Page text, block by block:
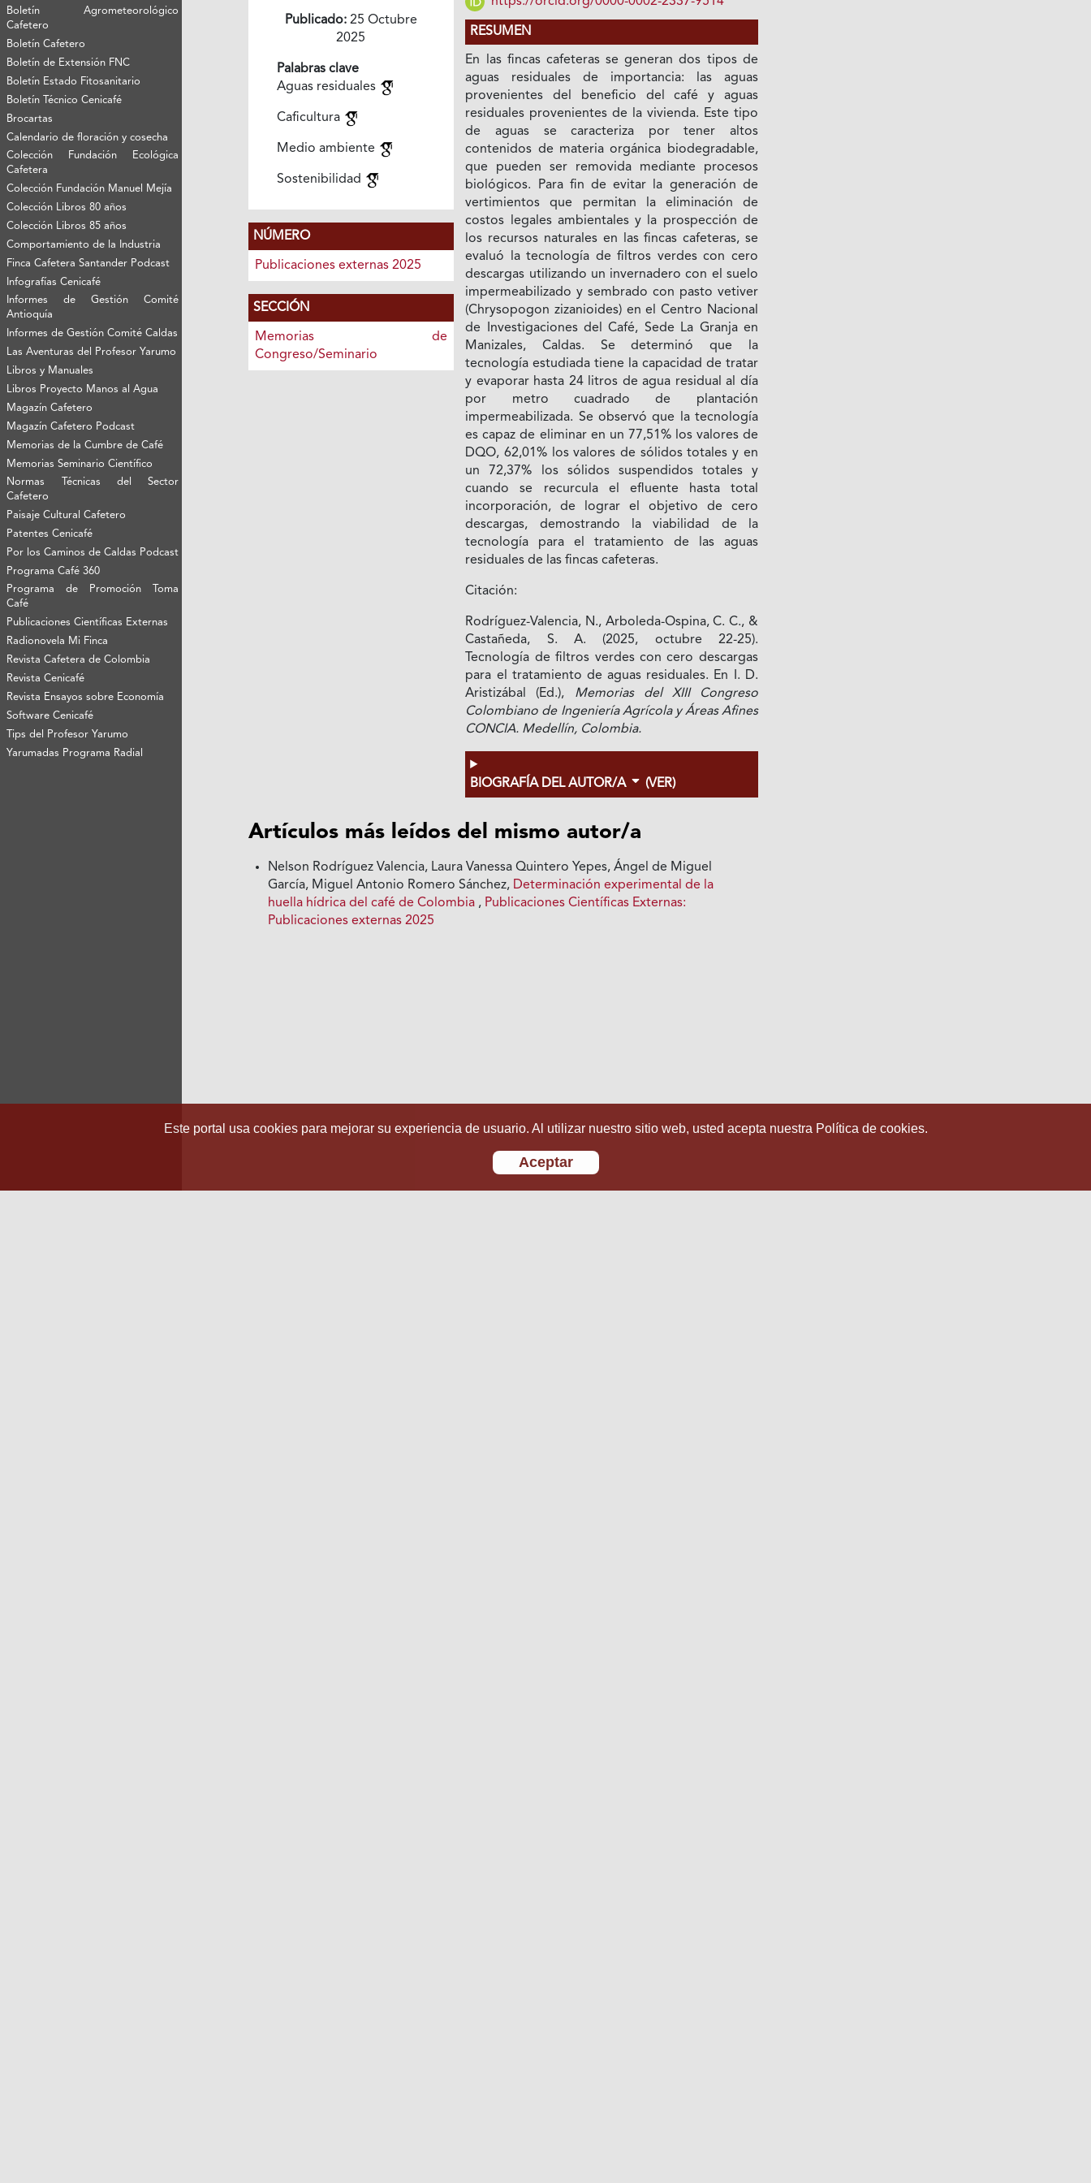
Boletín Agrometeorológico
Cafetero
Boletín Cafetero
Boletín de Extensión FNC
Boletín Estado Fitosanitario
Boletín Técnico Cenicafé
Brocartas
Calendario de floración y cosecha
Colección Fundación Ecológica
Cafetera
Colección Fundación Manuel Mejía
Colección Libros 80 años
Colección Libros 85 años
Comportamiento de la Industria
Finca Cafetera Santander Podcast
Infografías Cenicafé
Informes de Gestión Comité
Antioquía
Informes de Gestión Comité Caldas
Las Aventuras del Profesor Yarumo
Libros y Manuales
Libros Proyecto Manos al Agua
Magazín Cafetero
Magazín Cafetero Podcast
Memorias de la Cumbre de Café
Memorias Seminario Científico
Normas Técnicas del Sector
Cafetero
Paisaje Cultural Cafetero
Patentes Cenicafé
Por los Caminos de Caldas Podcast
Programa Café 360
Programa de Promoción Toma
Café
Publicaciones Científicas Externas
Radionovela Mi Finca
Revista Cafetera de Colombia
Revista Cenicafé
Revista Ensayos sobre Economía
Software Cenicafé
Tips del Profesor Yarumo
Yarumadas Programa Radial
Publicado:25 Octubre
2025
Palabras clave
Aguas residuales
Caficultura
Medio ambiente
Sostenibilidad
NÚMERO
Publicaciones externas 2025
SECCIÓN
Memorias de
Congreso/Seminario
RESUMEN
En las fincas cafeteras se generan dos tipos de
aguas residuales de importancia: las aguas
provenientes del beneficio del café y aguas
residuales provenientes de la vivienda. Este tipo
de aguas se caracteriza por tener altos
contenidos de materia orgánica biodegradable,
que pueden ser removida mediante procesos
biológicos. Para fin de evitar la generación de
vertimientos que permitan la eliminación de
costos legales ambientales y la prospección de
los recursos naturales en las fincas cafeteras, se
evaluó la tecnología de filtros verdes con cero
descargas utilizando un invernadero con el suelo
impermeabilizado y sembrado con pasto vetiver
(Chrysopogon zizanioides) en el Centro Nacional
de Investigaciones del Café, Sede La Granja en
Manizales, Caldas. Se determinó que la
tecnología estudiada tiene la capacidad de tratar
y evaporar hasta 24 litros de agua residual al día
por metro cuadrado de plantación
impermeabilizada. Se observó que la tecnología
es capaz de eliminar en un 77,51% los valores de
DQO, 62,01% los valores de sólidos totales y en
un 72,37% los sólidos suspendidos totales y
cuando se recurcula el efluente hasta total
incorporación, de lograr el objetivo de cero
descargas, demostrando la viabilidad de la
tecnología para el tratamiento de las aguas
residuales de las fincas cafeteras.
Citación:
Rodríguez-Valencia, N., Arboleda-Ospina, C. C., &
Castañeda, S. A. (2025, octubre 22-25).
Tecnología de filtros verdes con cero descargas
para el tratamiento de aguas residuales. En I. D.
Aristizábal (Ed.), Memorias del XIII Congreso
Colombiano de Ingeniería Agrícola y Áreas Afines
CONCIA. Medellín, Colombia.
BIOGRAFÍA DEL AUTOR/A (VER)
Artículos más leídos del mismo autor/a
Nelson Rodríguez Valencia, Laura Vanessa Quintero Yepes, Ángel de Miguel
García, Miguel Antonio Romero Sánchez, Determinación experimental de la
huella hídrica del café de Colombia , Publicaciones Científicas Externas:
Publicaciones externas 2025
Este portal usa cookies para mejorar su experiencia de usuario. Al utilizar nuestro sitio web, usted acepta nuestra Política de cookies.
Aceptar